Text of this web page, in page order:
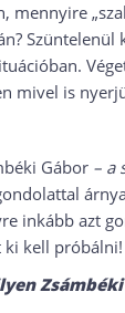
mennyire
Szüntelenül
mivel is
Gábor – a
inkább azt
ki kell próbálni!